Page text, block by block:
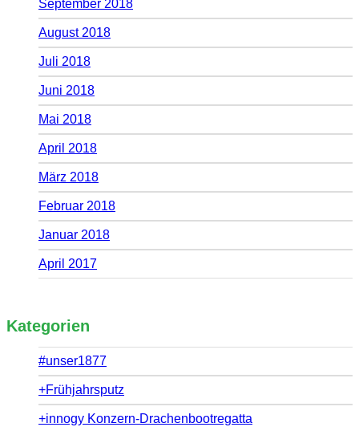
September 2018
August 2018
Juli 2018
Juni 2018
Mai 2018
April 2018
März 2018
Februar 2018
Januar 2018
April 2017
Kategorien
#unser1877
+Frühjahrsputz
+innogy Konzern-Drachenbootregatta